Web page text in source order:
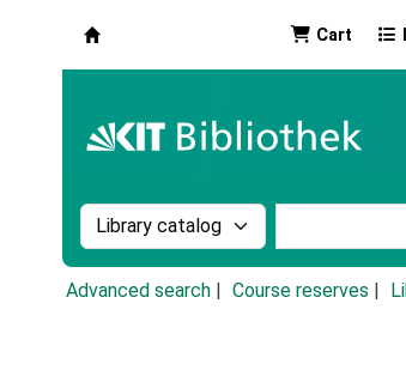
Cart
Search the catalog by:
Advanced search Course reserves